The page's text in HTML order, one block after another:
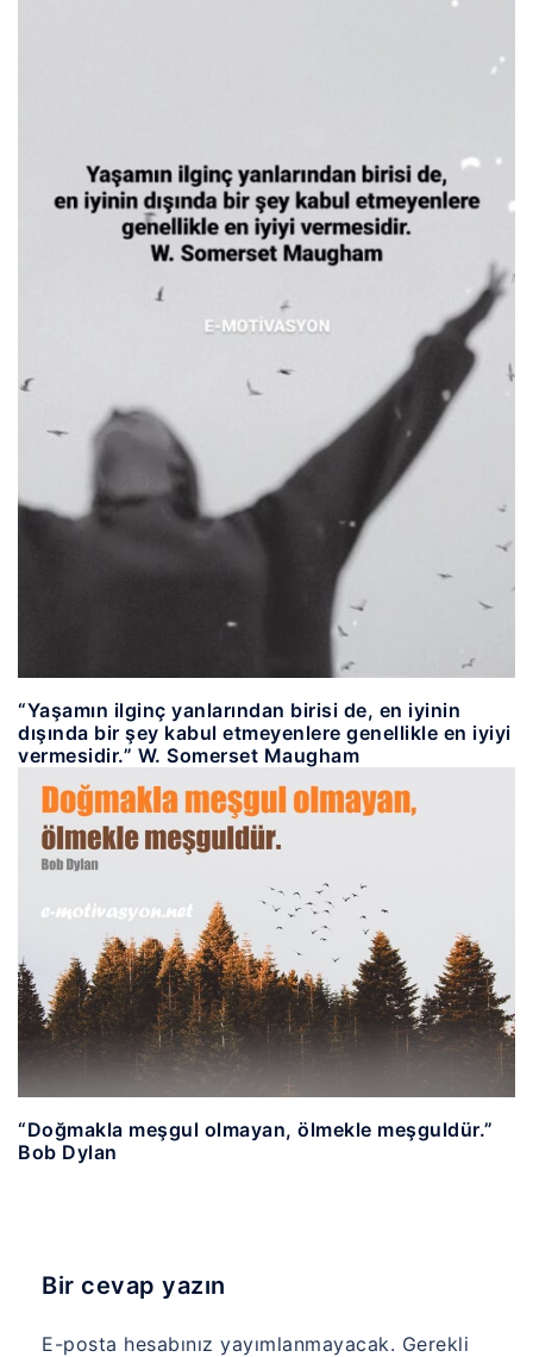
“Yaşamın ilginç yanlarından birisi de, en iyinin
dışında bir şey kabul etmeyenlere genellikle en iyiyi
vermesidir.” W. Somerset Maugham
“Doğmakla meşgul olmayan, ölmekle meşguldür.”
Bob Dylan
Bir cevap yazın
E-posta hesabınız yayımlanmayacak. Gerekli